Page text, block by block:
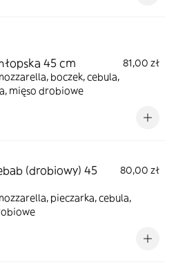
45 cm
81,00 zł
boczek, cebula,
mięso drobiowe
(drobiowy) 45
80,00 zł
pieczarka, cebula,